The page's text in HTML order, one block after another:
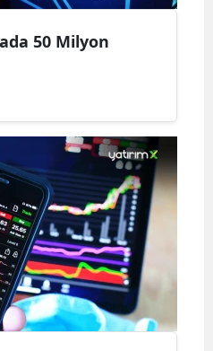
50 Milyon